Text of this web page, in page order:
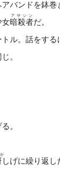
バンドを鉢巻
女暗殺者
アサシン
だ。
ル。話をする
。
。
しげに繰り返し